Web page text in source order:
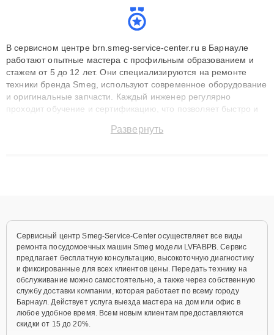
В сервисном центре brn.smeg-service-center.ru в Барнауле
работают опытные мастера с профильным образованием и
стажем от 5 до 12 лет. Они специализируются на ремонте
техники бренда Smeg, используют современное оборудование
и оригинальные запчасти. Каждый инженер регулярно
проходит обучение и сертификацию, что позволяет быстро и
сохранением гарантии до 3 лет. Наши мастера решают
Развернуть
Сервисный центр Smeg-Service-Center осуществляет все виды
ремонта посудомоечных машин Smeg модели LVFABPB. Сервис
предлагает бесплатную консультацию, высокоточную диагностику
и фиксированные для всех клиентов цены. Передать технику на
обслуживание можно самостоятельно, а также через собственную
службу доставки компании, которая работает по всему городу
Барнаул. Действует услуга выезда мастера на дом или офис в
любое удобное время. Всем новым клиентам предоставляются
скидки от 15 до 20%.